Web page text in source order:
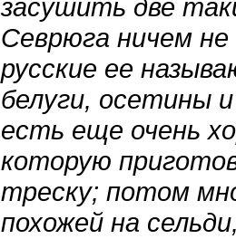
засушить две
Севрюга ничем
русские ее
белуги, осетины
есть еще очень
которую
треску; потом
похожей на